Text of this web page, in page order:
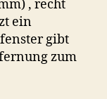
, recht
ein
gibt
zum